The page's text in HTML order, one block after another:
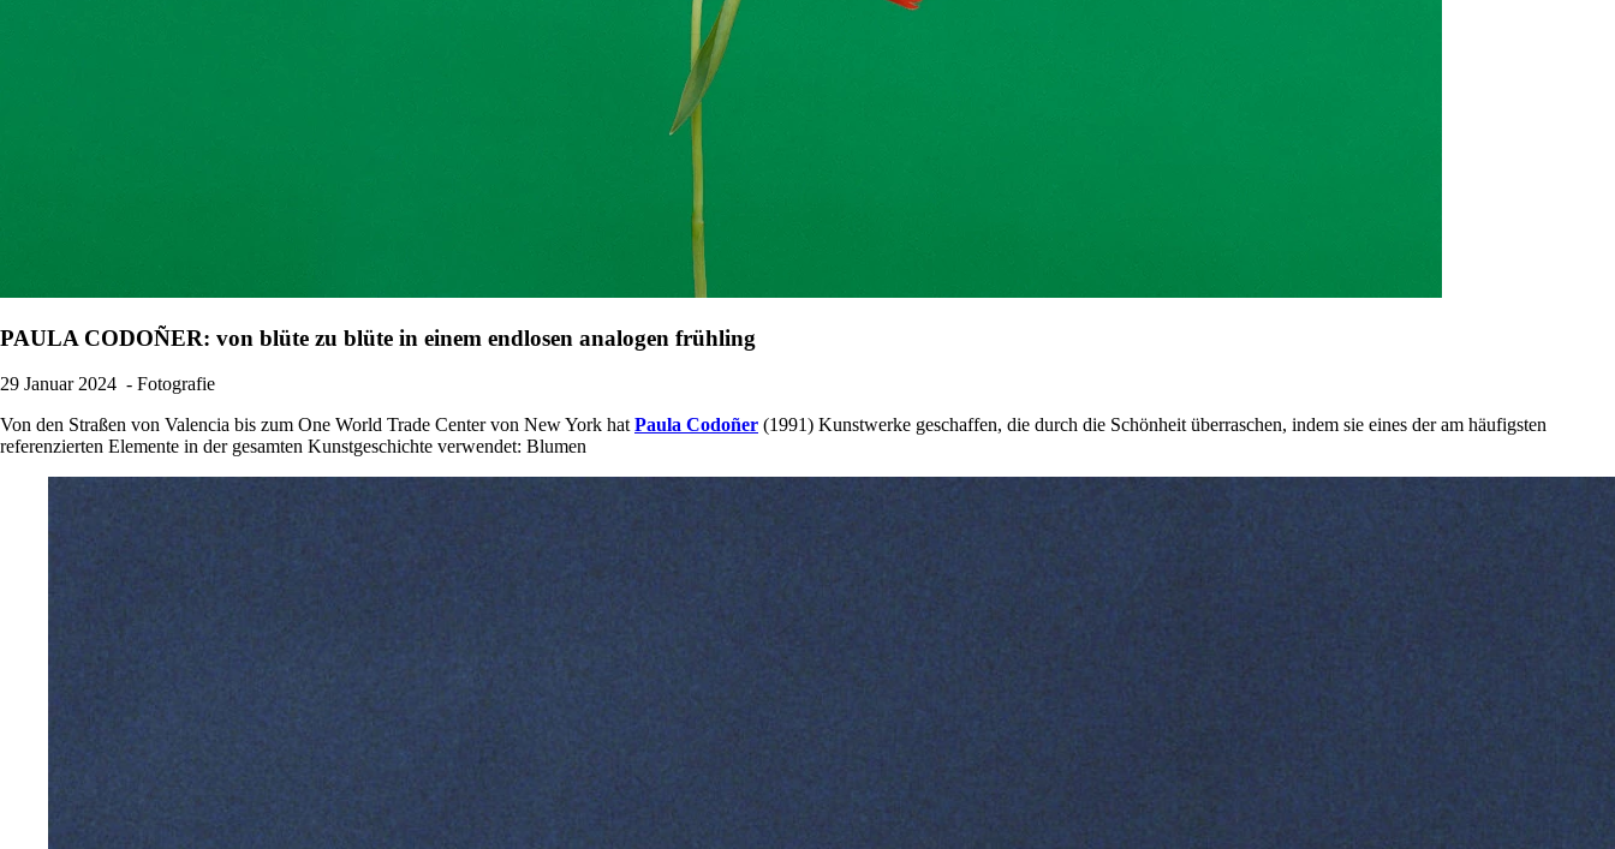
PAULA CODOÑER: von blüte zu blüte in einem endlosen analogen frühling
29 Januar 2024 - Fotografie
Von den Straßen von Valencia bis zum One World Trade Center von New York hatPaula Codoñer (1991) Kunstwerke geschaffen, die durch die Schönheit überraschen, indem sie eines der am häufigsten
referenzierten Elemente in der gesamten Kunstgeschichte verwendet: Blumen